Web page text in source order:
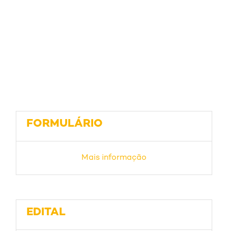
FORMULÁRIO
Mais informação
EDITAL